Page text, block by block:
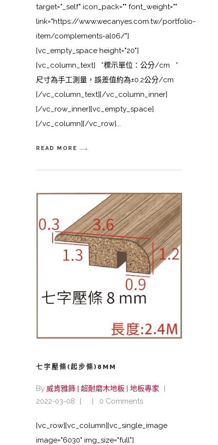
target="_self" icon_pack="" font_weight=""
link="https://www.wecanyes.com.tw/portfolio-
item/complements-al06/"]
[vc_empty_space height="20"]
[vc_column_text] *標示單位：公分/cm *
尺寸為手工測量，誤差值約為±0.2公分/cm
[/vc_column_text][/vc_column_inner]
[/vc_row_inner][vc_empty_space]
[/vc_column][/vc_row]
READ MORE
七字壓條(起步條)8MM
By 威肯雅飾 | 超耐磨木地板 | 地板專家
2022-03-08
0 Comments
[vc_row][vc_column][vc_single_image
image="6030" img_size="full"]